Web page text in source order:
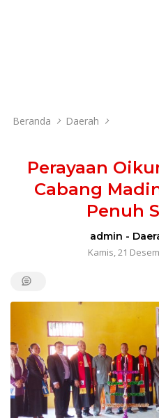
Beranda Daerah
Perayaan
Cabang
Penuh
admin -
Kamis, 21